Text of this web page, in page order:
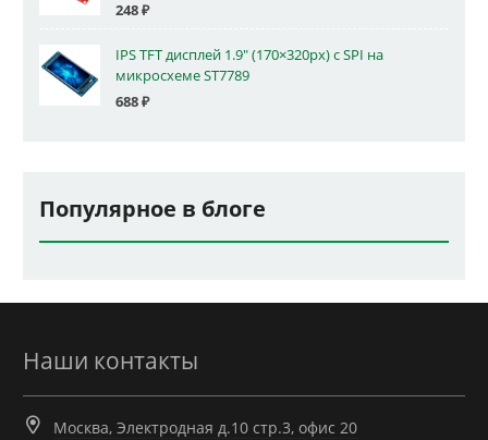
248₽
IPS TFT дисплей 1.9" (170×320px) с SPI на
микросхеме ST7789
688₽
Популярное в блоге
Наши контакты
Москва, Электродная д.10 стр.3, офис 20